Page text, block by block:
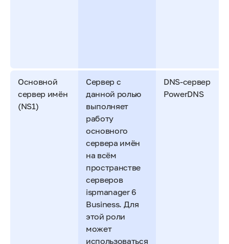
Основной
сервер имён
(NS1)
Сервер с
данной ролью
выполняет
работу
основного
сервера имён
на всём
пространстве
серверов
ispmanager 6
Business. Для
этой роли
может
использоваться
DNS-сервер
PowerDNS